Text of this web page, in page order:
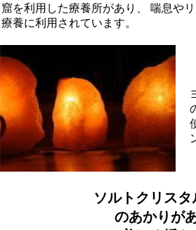
窟を利用した療養所があり、 喘息や
療養に利用されています。
ソルトクリス
のあかりが